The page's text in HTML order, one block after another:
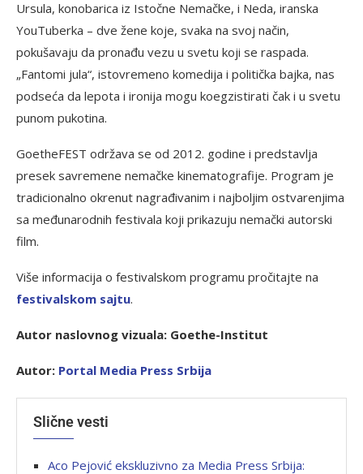
Ursula, konobarica iz Istočne Nemačke, i Neda, iranska
YouTuberka – dve žene koje, svaka na svoj način,
pokušavaju da pronađu vezu u svetu koji se raspada.
„Fantomi jula“, istovremeno komedija i politička bajka, nas
podseća da lepota i ironija mogu koegzistirati čak i u svetu
punom pukotina.
GoetheFEST održava se od 2012. godine i predstavlja
presek savremene nemačke kinematografije. Program je
tradicionalno okrenut nagrađivanim i najboljim ostvarenjima
sa međunarodnih festivala koji prikazuju nemački autorski
film.
Više informacija o festivalskom programu pročitajte na
festivalskom sajtu.
Autor naslovnog vizuala: Goethe-Institut
Autor: Portal Media Press Srbija
Slične vesti
Aco Pejović ekskluzivno za Media Press Srbija: